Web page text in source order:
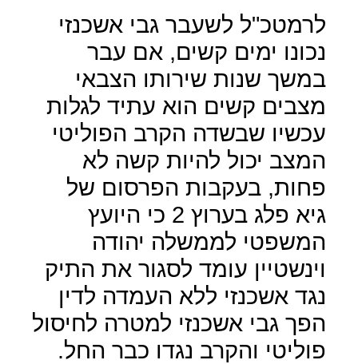
לרמטכ"ל לשעבר גבי אשכנזי
נכונו ימים קשים, אם עבר
במשך שנות שירותו הצבאי
מצבים קשים הוא עתיד לגלות
עכשיו שבשדה הקרב הפוליטי
המצב יכול להיות קשה לא
פחות, בעקבות הפרסום של
גיא פלג בערוץ 2 כי היועץ
המשפטי לממשלה יהודה
וינשטיין עומד לסגור את התיק
נגד אשכנזי ללא העמדה לדין
הפך גבי אשכנזי למטרה לחיסול
פוליטי והקרב נגדו כבר החל.